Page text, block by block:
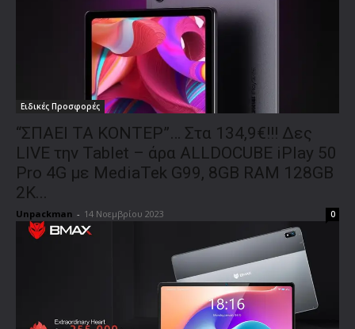
Ειδικές Προσφορές
“ΣΠΑΕΙ ΤΑ ΚΟΝΤΕΡ”… Στα 134,9€!!! Δες
LIVE την Tablet – άρα ALLDOCUBE iPlay 50
Pro 4G με MediaTek G99, 8GB RAM 128GB
2Κ...
Unpackman - 14 Νοεμβρίου 2023 0